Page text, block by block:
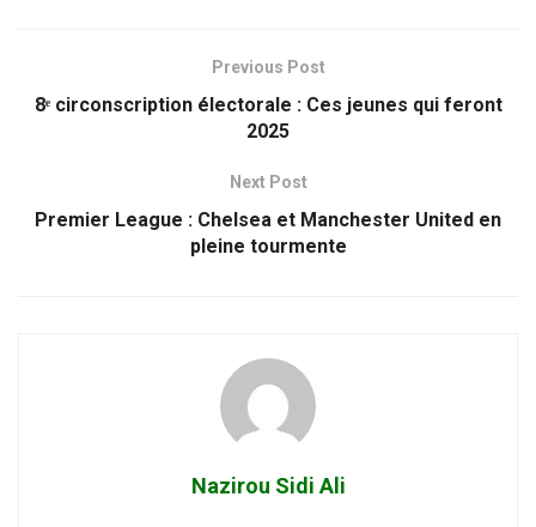
Previous Post
8ᵉ circonscription électorale : Ces jeunes qui feront
2025
Next Post
Premier League : Chelsea et Manchester United en
pleine tourmente
Nazirou Sidi Ali